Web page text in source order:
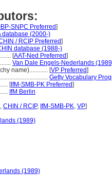
SNPC Preferred]
database (2000-)
/ RCIP Preferred]
database (1988-)
[AAT-Ned Preferred]
Van Dale Engels-Nederlands
name)............ [VP Preferred]
Getty Vocabulary
[IfM-SMB-PK Preferred]
IfM Berlin
, CHIN / RCIP, IfM-SMB-PK, VP]
(1989)
(1989)